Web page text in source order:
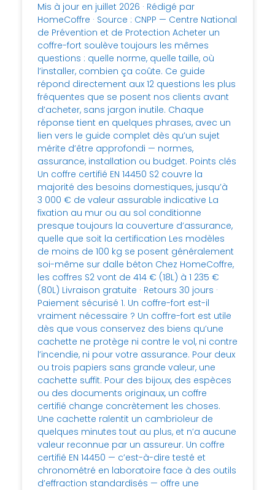
Mis à jour en juillet 2026 · Rédigé par
HomeCoffre · Source : CNPP — Centre National
de Prévention et de Protection Acheter un
coffre-fort soulève toujours les mêmes
questions : quelle norme, quelle taille, où
l’installer, combien ça coûte. Ce guide
répond directement aux 12 questions les plus
fréquentes que se posent nos clients avant
d’acheter, sans jargon inutile. Chaque
réponse tient en quelques phrases, avec un
lien vers le guide complet dès qu’un sujet
mérite d’être approfondi — normes,
assurance, installation ou budget. Points clés
Un coffre certifié EN 14450 S2 couvre la
majorité des besoins domestiques, jusqu’à
3 000 € de valeur assurable indicative La
fixation au mur ou au sol conditionne
presque toujours la couverture d’assurance,
quelle que soit la certification Les modèles
de moins de 100 kg se posent généralement
soi-même sur dalle béton Chez HomeCoffre,
les coffres S2 vont de 414 € (18L) à 1 235 €
(80L) Livraison gratuite · Retours 30 jours ·
Paiement sécurisé 1. Un coffre-fort est-il
vraiment nécessaire ? Un coffre-fort est utile
dès que vous conservez des biens qu’une
cachette ne protège ni contre le vol, ni contre
l’incendie, ni pour votre assurance. Pour deux
ou trois papiers sans grande valeur, une
cachette suffit. Pour des bijoux, des espèces
ou des documents originaux, un coffre
certifié change concrètement les choses.
Une cachette ralentit un cambrioleur de
quelques minutes tout au plus, et n’a aucune
valeur reconnue par un assureur. Un coffre
certifié EN 14450 — c’est-à-dire testé et
chronométré en laboratoire face à des outils
d’effraction standardisés — offre une